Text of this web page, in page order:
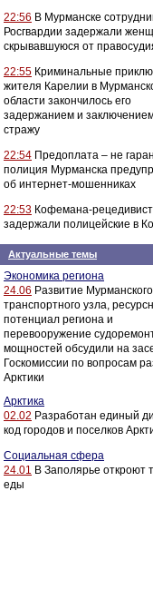
22:56 В Мурманске
Росгвардии задержали
скрывавшуюся от
22:55 Криминальные
жителя Карелии в
области закончилось его
задержанием и
стражу
22:54 Предоплата – не
полиция Мурманска
об интернет-мошенниках
22:53 Кофемана-
задержали полицейские в
Актуальные темы
Экономика региона
24.06 Развитие Мурманского
транспортного узла,
потенциал региона и
перевооружение
мощностей обсудили на
Госкомиссии по вопросам
Арктики
Арктика
02.02 Разработан единый
код городов и поселков
Социальная сфера
24.01 В Заполярье откроют
еды